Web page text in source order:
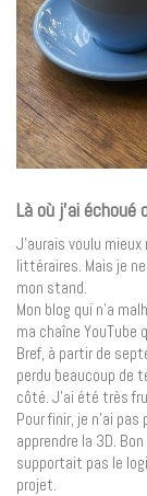
Là où j’ai
J’aurais voulu
littéraires. Mais je
mon stand.
Mon blog qui n’a
ma chaîne YouTube
Bref, à partir de
perdu beaucoup de
côté. J’ai été très
Pour finir, je n’ai
apprendre la 3D.
supportait pas le
projet.